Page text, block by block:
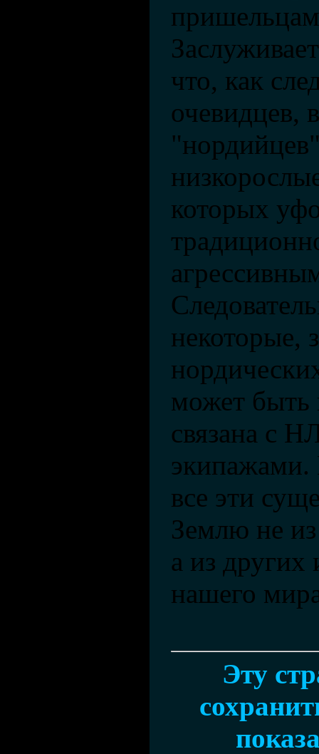
что, как
очевидцев,
которых
некоторые,
может
связана с
все эти
Землю не
а из других
нашего
Эту